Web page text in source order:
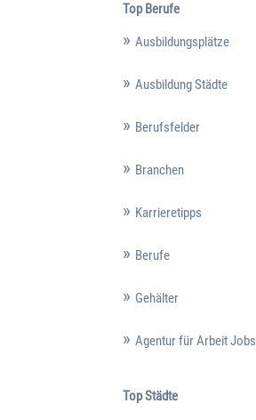
Top Berufe
Ausbildungsplätze
Ausbildung Städte
Berufsfelder
Branchen
Karrieretipps
Berufe
Gehälter
Agentur für Arbeit Jobs
Top Städte